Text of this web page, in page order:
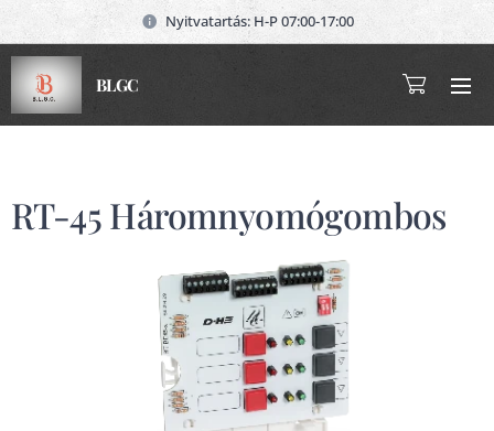
Nyitvatartás: H-P 07:00-17:00
BLGC
RT-45 Háromnyomógombos